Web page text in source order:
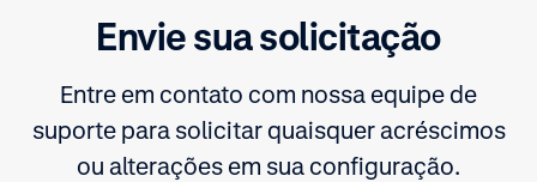
Envie sua solicitação
Entre em contato com nossa equipe de
suporte para solicitar quaisquer acréscimos
ou alterações em sua configuração.